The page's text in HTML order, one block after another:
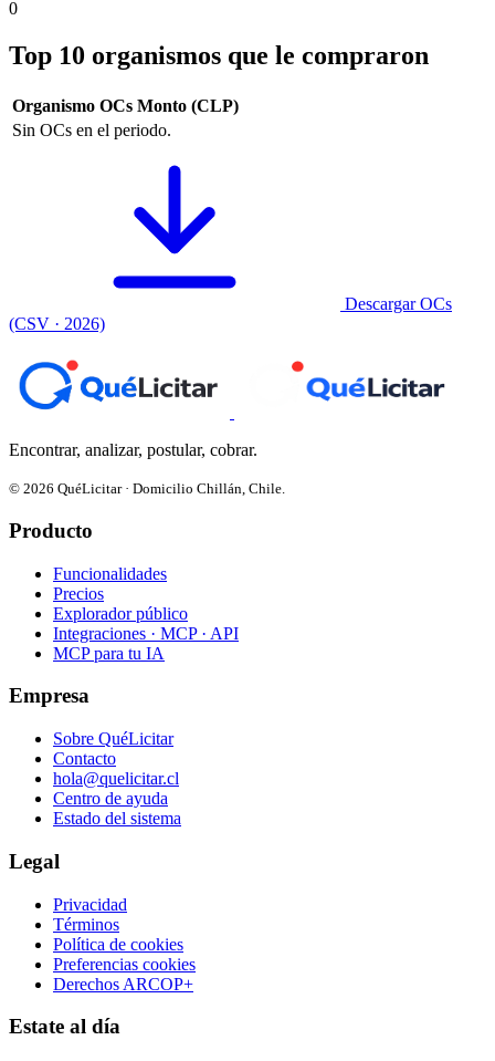
0
Top 10 organismos que le compraron
Organismo OCs Monto (CLP)
Sin OCs en el periodo.
Descargar OCs
(CSV · 2026)
Encontrar, analizar, postular, cobrar.
© 2026 QuéLicitar · Domicilio Chillán, Chile.
Producto
Funcionalidades
Precios
Explorador público
Integraciones · MCP · API
MCP para tu IA
Empresa
Sobre QuéLicitar
Contacto
hola@quelicitar.cl
Centro de ayuda
Estado del sistema
Legal
Privacidad
Términos
Política de cookies
Preferencias cookies
Derechos ARCOP+
Estate al día